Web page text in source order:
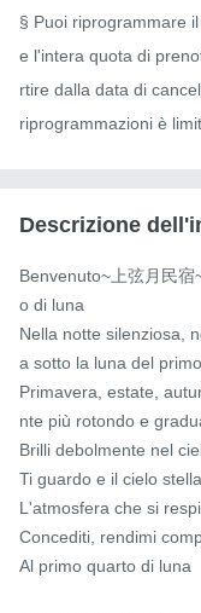
​§ Puoi riprogrammare
e l'intera quota di
rtire dalla data di
riprogrammazioni è
Descrizione
Benvenuto~上弦月民
o di luna
Nella notte silenziosa,
a sotto la luna del
Primavera, estate,
nte più rotondo e
Brilli debolmente nel
Ti guardo e il cielo
L'atmosfera che si
Concediti, rendimi
Al primo quarto di luna